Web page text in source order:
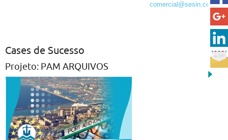
comercial@sesin.com.br
Cases de Sucesso
Projeto: PAM ARQUIVOS Projeto: POSDOC